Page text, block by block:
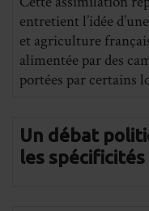
entretient l’idée
et agriculture
alimentée par des
portées par certains
Un débat
les